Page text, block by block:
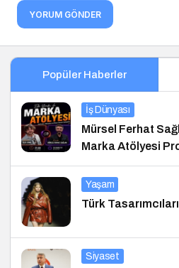
YORUM GÖNDER
Popüler Haberler
İş Dünyası
Mürsel Ferhat
Marka Atölyesi
Yaşam
Türk
Siyaset